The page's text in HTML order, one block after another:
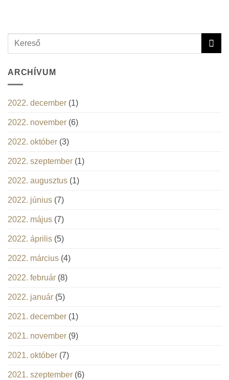
ARCHÍVUM
2022. december (1)
2022. november (6)
2022. október (3)
2022. szeptember (1)
2022. augusztus (1)
2022. június (7)
2022. május (7)
2022. április (5)
2022. március (4)
2022. február (8)
2022. január (5)
2021. december (1)
2021. november (9)
2021. október (7)
2021. szeptember (6)